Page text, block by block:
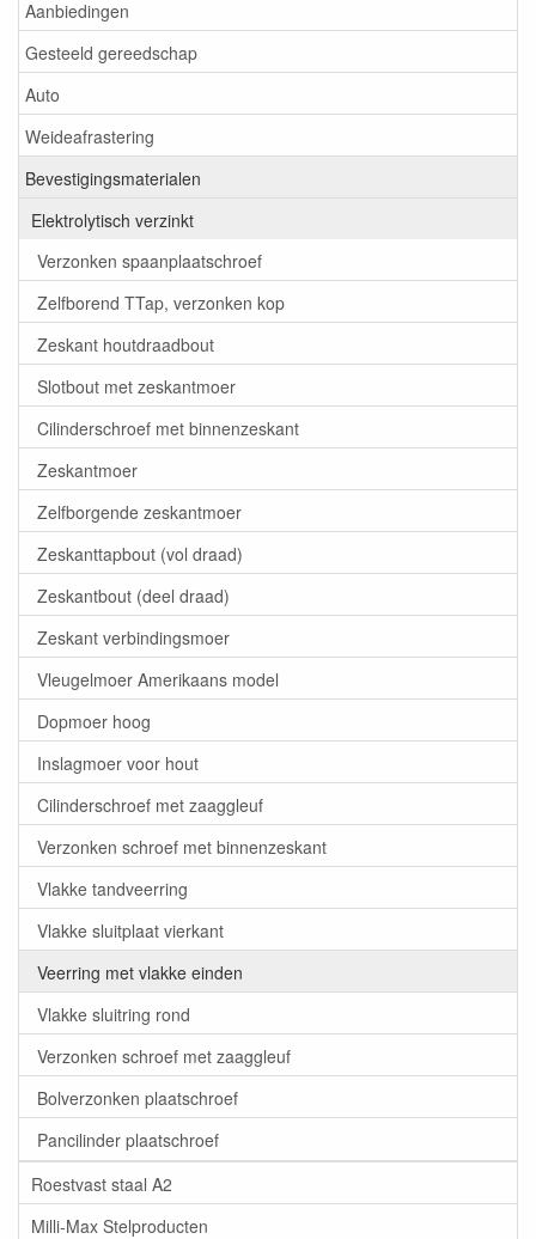
Aanbiedingen
Gesteeld gereedschap
Auto
Weideafrastering
Bevestigingsmaterialen
Elektrolytisch verzinkt
Verzonken spaanplaatschroef
Zelfborend TTap, verzonken kop
Zeskant houtdraadbout
Slotbout met zeskantmoer
Cilinderschroef met binnenzeskant
Zeskantmoer
Zelfborgende zeskantmoer
Zeskanttapbout (vol draad)
Zeskantbout (deel draad)
Zeskant verbindingsmoer
Vleugelmoer Amerikaans model
Dopmoer hoog
Inslagmoer voor hout
Cilinderschroef met zaaggleuf
Verzonken schroef met binnenzeskant
Vlakke tandveerring
Vlakke sluitplaat vierkant
Veerring met vlakke einden
Vlakke sluitring rond
Verzonken schroef met zaaggleuf
Bolverzonken plaatschroef
Pancilinder plaatschroef
Roestvast staal A2
Milli-Max Stelproducten